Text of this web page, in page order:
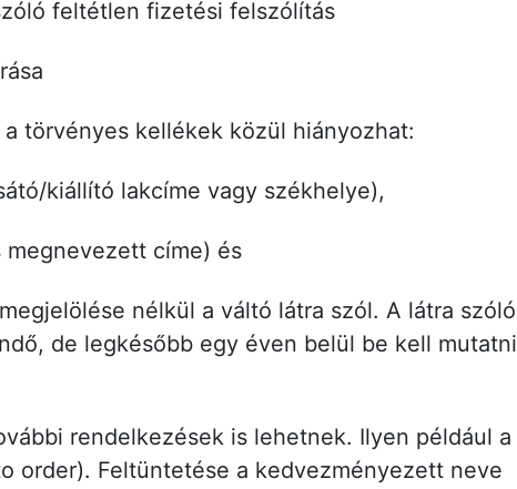
feltétlen fizetési felszólítás
törvényes kellékek közül hiányozhat:
kiállító lakcíme vagy székhelye),
címe) és
nélkül a váltó látra szól. A látra szóló
de legkésőbb egy éven belül be kell mutatni
rendelkezések is lehetnek. Ilyen például a
order). Feltüntetése a kedvezményezett neve